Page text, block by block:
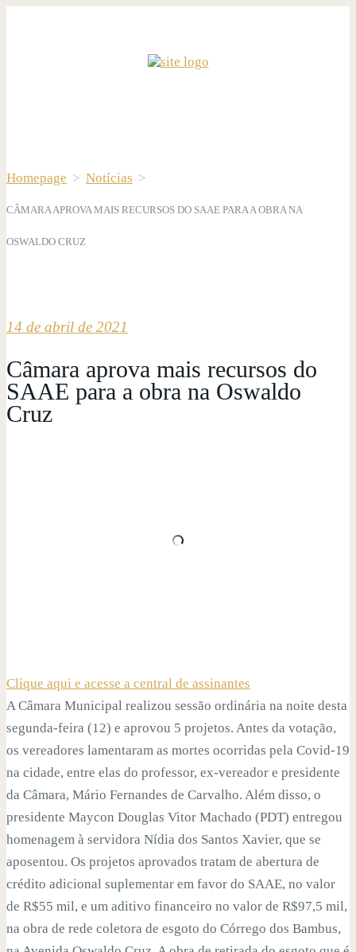
Homepage > Notícias >
CÂMARA APROVA MAIS RECURSOS DO SAAE PARA A OBRA NA
OSWALDO CRUZ
14 de abril de 2021
Câmara aprova mais recursos do
SAAE para a obra na Oswaldo
Cruz
Clique aqui e acesse a central de assinantes
A Câmara Municipal realizou sessão ordinária na noite desta
segunda-feira (12) e aprovou 5 projetos. Antes da votação,
os vereadores lamentaram as mortes ocorridas pela Covid-19
na cidade, entre elas do professor, ex-vereador e presidente
da Câmara, Mário Fernandes de Carvalho. Além disso, o
presidente Maycon Douglas Vitor Machado (PDT) entregou
homenagem à servidora Nídia dos Santos Xavier, que se
aposentou. Os projetos aprovados tratam de abertura de
crédito adicional suplementar em favor do SAAE, no valor
de R$55 mil, e um aditivo financeiro no valor de R$97,5 mil,
na obra de rede coletora de esgoto do Córrego dos Bambus,